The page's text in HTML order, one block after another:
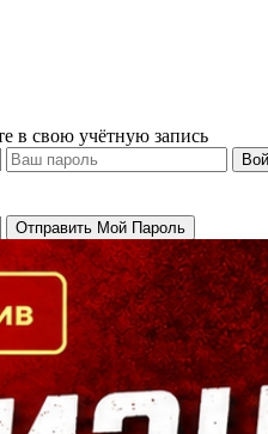
в свою учётную запись
регионе